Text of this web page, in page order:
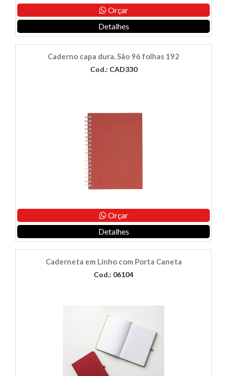
Orçar
Detalhes
Caderno capa dura. São 96 folhas 192
Cod.: CAD330
Orçar
Detalhes
Caderneta em Linho com Porta Caneta
Cod.: 06104